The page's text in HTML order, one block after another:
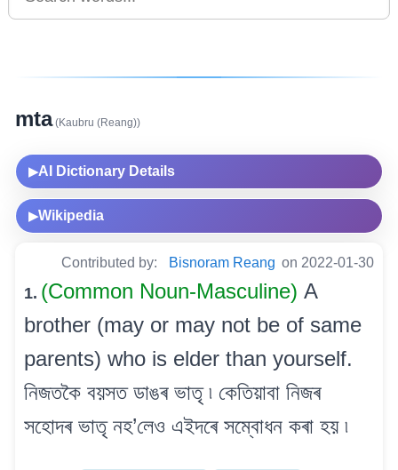
mta(Kaubru (Reang))
▶AI Dictionary Details
▶Wikipedia
Contributed by: Bisnoram Reang on 2022-01-30
1. (Common Noun-Masculine) A
brother (may or may not be of same
parents) who is elder than yourself.
নিজতকৈ বয়সত ডাঙৰ ভাতৃ ৷ কেতিয়াবা নিজৰ
সহোদৰ ভাতৃ নহ’লেও এইদৰে সম্বোধন কৰা হয় ৷